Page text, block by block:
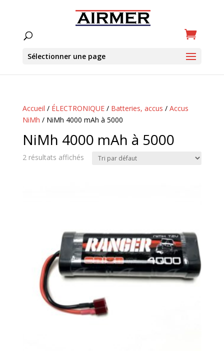
Sélectionner une page
Accueil / ÉLECTRONIQUE/ Batteries, accus / Accus
NiMh / NiMh 4000 mAh à 5000
NiMh 4000 mAh à 5000
2 résultats affichés